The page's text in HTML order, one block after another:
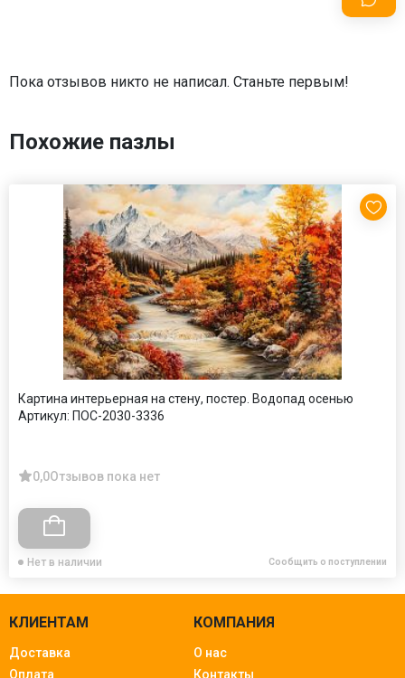
Пока отзывов никто не написал. Станьте первым!
Похожие пазлы
Картина интерьерная на стену, постер. Водопад осенью
Артикул: ПОС-2030-3336
0,0Отзывов пока нет
Нет в наличии Сообщить о поступлении
КЛИЕНТАМ
Доставка
Оплата
КОМПАНИЯ
О нас
Контакты